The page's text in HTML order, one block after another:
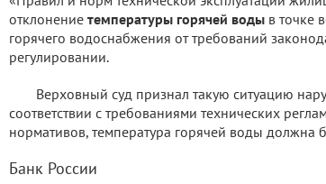
отклонение температуры горячей воды в точке
горячего водоснабжения от требований
регулировании.
Верховный суд признал такую ситуацию
соответствии с требованиями технических
нормативов, температура горячей воды должна
Банк России